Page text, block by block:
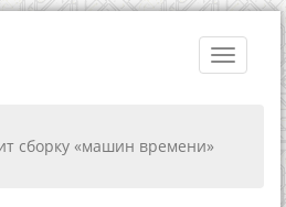
Toggle
сборку «машин времени»